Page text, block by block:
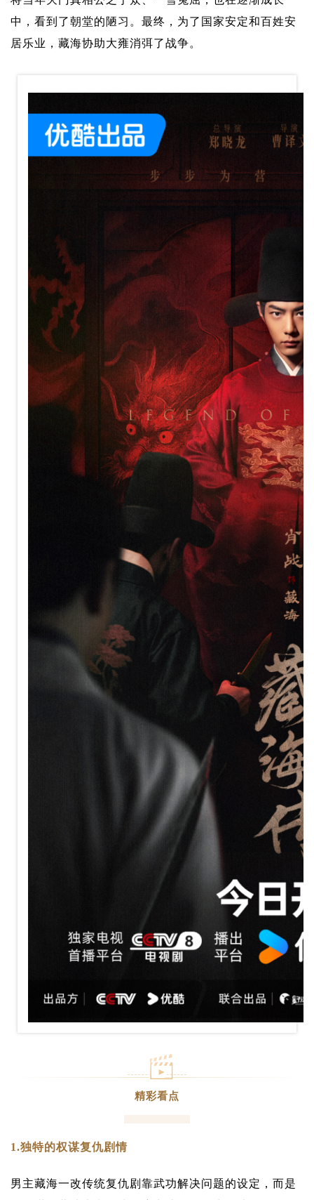
中，看到了朝堂的陋习。最终，为了国家安定和百姓安
居乐业，藏海协助大雍消弭了战争。
精彩看点
1.独特的权谋复仇剧情
男主藏海一改传统复仇剧靠武功解决问题的设定，而是